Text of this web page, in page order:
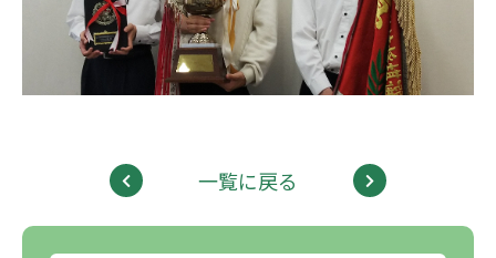
一覧に戻る